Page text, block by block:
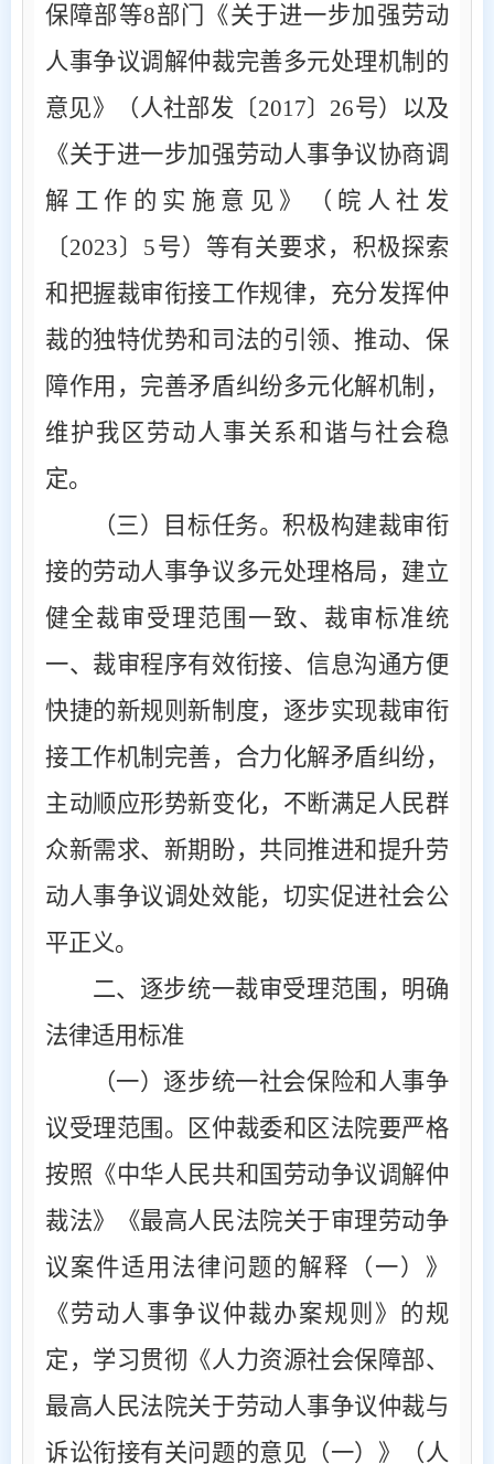
保障部等8部门《关于进一步加强劳动
人事争议调解仲裁完善多元处理机制的
意见》（人社部发〔2017〕 26号）以及
《关于进一步加强劳动人事争议协商调
解工作的实施意见》（皖人社发
〔2023〕 5号）等有关要求，积极探索
和把握裁审衔接工作规律，充分发挥仲
裁的独特优势和司法的引领、推动、保
障作用，完善矛盾纠纷多元化解机制，
维护我区劳动人事关系和谐与社会稳
定。
（三）目标任务。积极构建裁审衔
接的劳动人事争议多元处理格局，建立
健全裁审受理范围一致、裁审标准统
一、裁审程序有效衔接、信息沟通方便
快捷的新规则新制度，逐步实现裁审衔
接工作机制完善，合力化解矛盾纠纷，
主动顺应形势新变化，不断满足人民群
众新需求、新期盼，共同推进和提升劳
动人事争议调处效能，切实促进社会公
平正义。
二、逐步统一裁审受理范围，明确
法律适用标准
（一）逐步统一社会保险和人事争
议受理范围 。区仲裁委和区法院要严格
按照《中华人民共和国劳动争议调解仲
裁法》《最高人民法院关于审理劳动争
议案件适用法律问题的解释（一）》
《劳动人事争议仲裁办案规则》的规
定，学习贯彻《人力资源社会保障部、
最高人民法院关于劳动人事争议仲裁与
诉讼衔接有关问题的意见（一）》（人